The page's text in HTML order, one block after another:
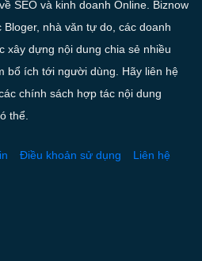
SEO và kinh doanh Online. Biznow
nhà văn tự do, các doanh
xây dựng nội dung chia sẻ nhiều
bổ ích tới người dùng. Hãy liên hệ
chính sách hợp tác nội dung
thể.
Điều khoản sử dụng Liên hệ